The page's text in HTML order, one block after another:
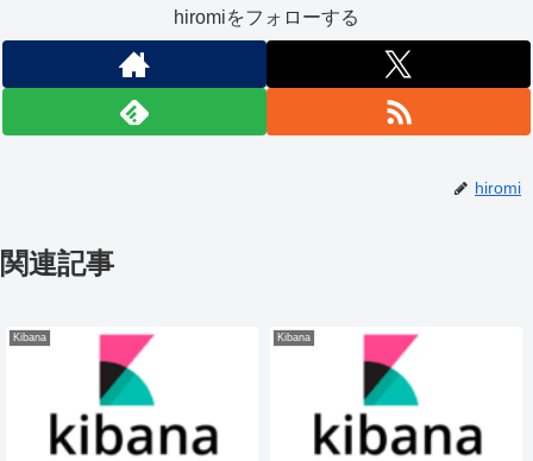
hiromiをフォローする
hiromi
関連記事
Kibana Kibana